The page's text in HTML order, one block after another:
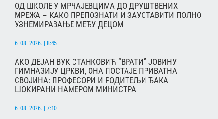
ОД ШКОЛЕ У МРЧАЈЕВЦИМА ДО ДРУШТВЕНИХ
МРЕЖА – КАКО ПРЕПОЗНАТИ И ЗАУСТАВИТИ ПОЛНО
УЗНЕМИРАВАЊЕ МЕЂУ ДЕЦОМ
6. 08. 2026. | 8:45
АКО ДЕЈАН ВУК СТАНКОВИЋ “ВРАТИ” ЈОВИНУ
ГИМНАЗИЈУ ЦРКВИ, ОНА ПОСТАЈЕ ПРИВАТНА
СВОЈИНА: ПРОФЕСОРИ И РОДИТЕЉИ ЂАКА
ШОКИРАНИ НАМЕРОМ МИНИСТРА
6. 08. 2026. | 7:10